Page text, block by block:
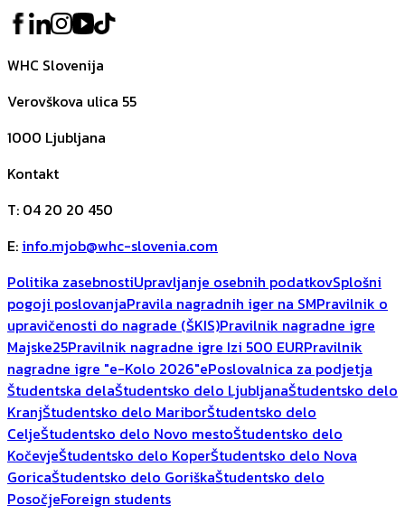
WHC Slovenija
Verovškova ulica 55
1000 Ljubljana
Kontakt
T: 04 20 20 450
E: info.mjob@whc-slovenia.com
Politika zasebnostiUpravljanje osebnih podatkovSplošni
pogoji poslovanjaPravila nagradnih iger na SMPravilnik o
upravičenosti do nagrade (ŠKIS)Pravilnik nagradne igre
Majske25Pravilnik nagradne igre Izi 500 EURPravilnik
nagradne igre "e-Kolo 2026"ePoslovalnica za podjetja
Študentska delaŠtudentsko delo LjubljanaŠtudentsko delo
KranjŠtudentsko delo MariborŠtudentsko delo
CeljeŠtudentsko delo Novo mestoŠtudentsko delo
KočevjeŠtudentsko delo KoperŠtudentsko delo Nova
GoricaŠtudentsko delo GoriškaŠtudentsko delo
PosočjeForeign students